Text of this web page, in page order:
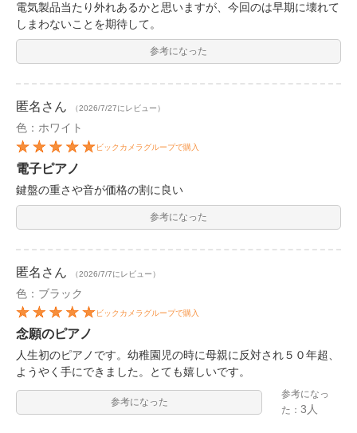
電気製品当たり外れあるかと思いますが、今回のは早期に壊れて
しまわないことを期待して。
参考になった
匿名 さん （2026/7/27にレビュー）
色：ホワイト
ビックカメラグループで購入
電子ピアノ
鍵盤の重さや音が価格の割に良い
参考になった
匿名 さん （2026/7/7にレビュー）
色：ブラック
ビックカメラグループで購入
念願のピアノ
人生初のピアノです。幼稚園児の時に母親に反対され５０年超、
ようやく手にできました。とても嬉しいです。
参考になった
参考になっ
た：3人